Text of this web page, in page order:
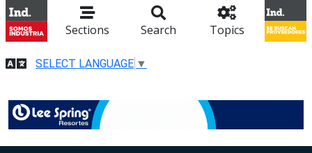
Sections Search Topics
SELECT LANGUAGE ▼